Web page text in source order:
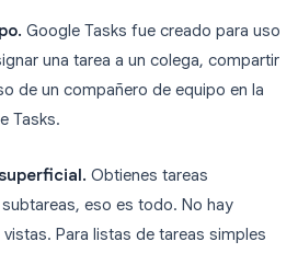
Google Tasks fue creado para uso
una tarea a un colega, compartir
de un compañero de equipo en la
Tasks.
Obtienes tareas
eso es todo. No hay
Para listas de tareas simples